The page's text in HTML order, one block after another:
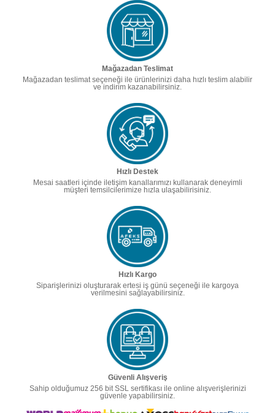
Mağazadan Teslimat
Mağazadan teslimat seçeneği ile ürünlerinizi daha hızlı teslim alabilir
ve indirim kazanabilirsiniz.
Hızlı Destek
Mesai saatleri içinde iletişim kanallarımızı kullanarak deneyimli
müşteri temsilcilerimize hızla ulaşabilirisiniz.
Hızlı Kargo
Siparişlerinizi oluşturarak ertesi iş günü seçeneği ile kargoya
verilmesini sağlayabilirsiniz.
Güvenli Alışveriş
Sahip olduğumuz 256 bit SSL sertifikası ile online alışverişlerinizi
güvenle yapabilirsiniz.